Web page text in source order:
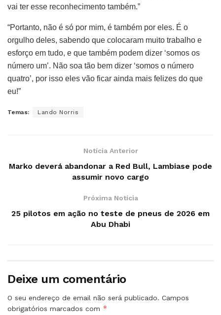
vai ter esse reconhecimento também.”
“Portanto, não é só por mim, é também por eles. É o
orgulho deles, sabendo que colocaram muito trabalho e
esforço em tudo, e que também podem dizer ‘somos os
número um’. Não soa tão bem dizer ‘somos o número
quatro’, por isso eles vão ficar ainda mais felizes do que
eu!”
Temas: Lando Norris
Notícia Anterior
Marko deverá abandonar a Red Bull, Lambiase pode
assumir novo cargo
Próxima Notícia
25 pilotos em ação no teste de pneus de 2026 em
Abu Dhabi
Deixe um comentário
O seu endereço de email não será publicado. Campos
obrigatórios marcados com *